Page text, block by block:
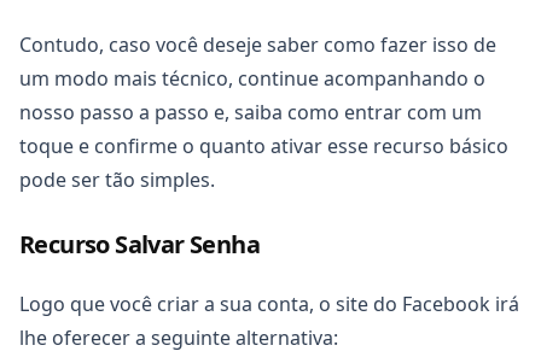
Contudo, caso você deseje saber como fazer isso de
um modo mais técnico, continue acompanhando o
nosso passo a passo e, saiba como entrar com um
toque e confirme o quanto ativar esse recurso básico
pode ser tão simples.
Recurso Salvar Senha
Logo que você criar a sua conta, o site do Facebook irá
lhe oferecer a seguinte alternativa: